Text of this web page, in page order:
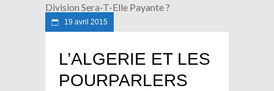
Division Sera-T-Elle Payante ?
19 avril 2015
L’ALGERIE ET LES
POURPARLERS